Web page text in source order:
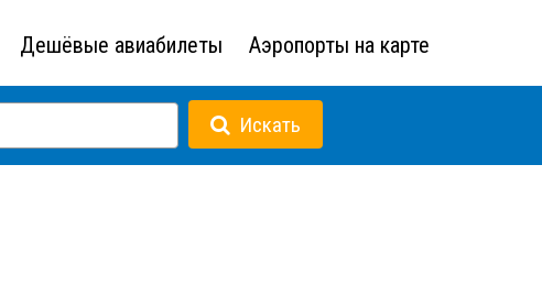
Дешёвые авиабилеты Аэропорты на карте
Искать